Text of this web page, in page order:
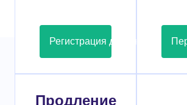
Регистрация домена
Продление